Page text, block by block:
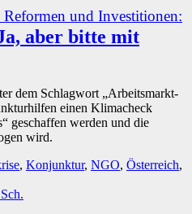
und Investitionen:
aber bitte mit
dem Schlagwort „Arbeitsmarkt-
einen Klimacheck
geschaffen werden und die
wird.
, Konjunktur, NGO, Österreich,